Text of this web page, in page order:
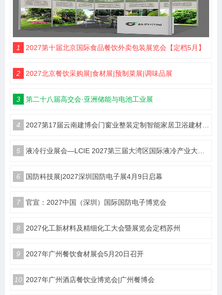
1 2027第十届北京国际食品餐饮外卖包装展览会【定档5月】
2 2027北京餐饮采购展|食材展|预制菜展|调味品展
3 第二十八届高交会·亚洲储能与电池工业展
4 2027第17届云南建博会门窗业整装定制智能家居卫浴建材展会
5 液冷行业展会—LCIE 2027第三届大湾区国际液冷产业大会暨展览会（深圳）
6 国防科技展|2027深圳国防电子展4月9日启幕
7 官宣：2027中国（深圳）国际国防电子博览会
8 2027化工新材料及精细化工大会暨展览会定档苏州
9 2027年广州餐饮食材展会5月20日召开
10 2027年广州酒店餐饮业博览会|广州餐博会